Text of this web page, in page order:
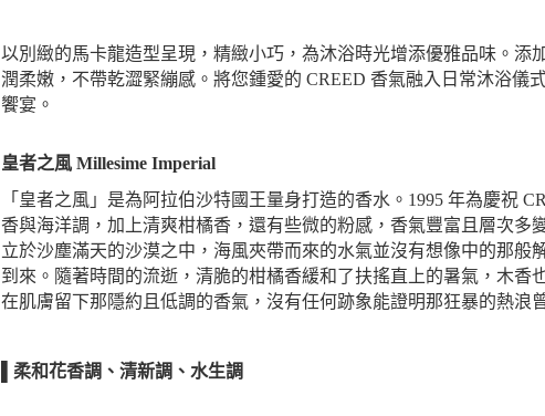
以別緻的馬卡龍造型呈現，精緻小巧，為沐浴時光增添優雅品味。
潤柔嫩，不帶乾澀緊繃感。將您鍾愛的 CREED 香氣融入日常沐浴儀
饗宴。
皇者之風 Millesime Imperial
「皇者之風」是為阿拉伯沙特國王量身打造的香水。1995 年為慶祝
香與海洋調，加上清爽柑橘香，還有些微的粉感，香氣豐富且層次多
立於沙塵滿天的沙漠之中，海風夾帶而來的水氣並沒有想像中的那
到來。隨著時間的流逝，清脆的柑橘香緩和了扶搖直上的暑氣，木
在肌膚留下那隱約且低調的香氣，沒有任何跡象能證明那狂暴的熱浪
▌柔和花香調、清新調、水生調